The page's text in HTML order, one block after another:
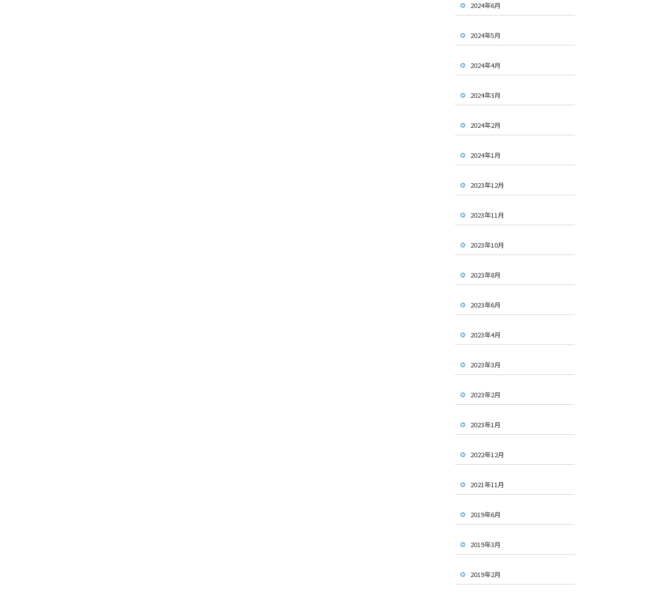
2024年6月
2024年5月
2024年4月
2024年3月
2024年2月
2024年1月
2023年12月
2023年11月
2023年10月
2023年8月
2023年6月
2023年4月
2023年3月
2023年2月
2023年1月
2022年12月
2021年11月
2019年6月
2019年3月
2019年2月